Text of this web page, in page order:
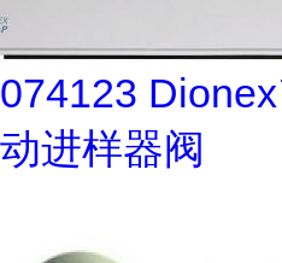
074123
动进样器阀